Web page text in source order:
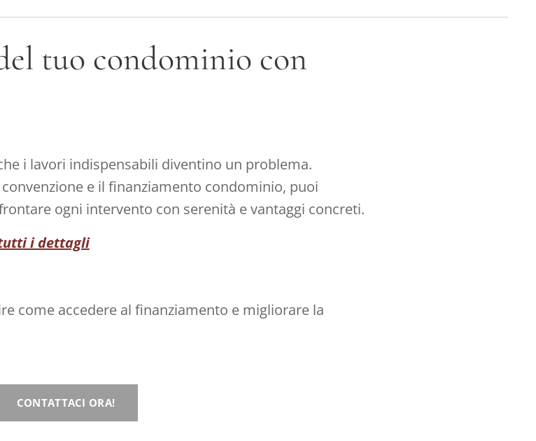
tuo condominio con
i lavori indispensabili diventino un problema.
e il finanziamento condominio, puoi
ogni intervento con serenità e vantaggi concreti.
i dettagli
come accedere al finanziamento e migliorare la
CONTATTACI ORA!